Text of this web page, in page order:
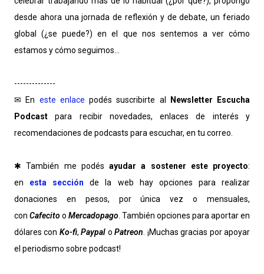
desde ahora una jornada de reflexión y de debate, un feriado
global (¿se puede?) en el que nos sentemos a ver cómo
estamos y cómo seguimos...
--------------
✉ En este enlace podés suscribirte al
Newsletter Escucha
Podcast para recibir novedades, enlaces de interés y
recomendaciones de podcasts para escuchar, en tu correo.
✱ También me podés ayudar a sostener este proyecto:
en esta sección de la web hay opciones para realizar
donaciones en pesos, por única vez o mensuales,
con Cafecitoo Mercadopago. También opciones para aportar en
dólares con Ko-fi,Paypal oPatreon. ¡Muchas gracias por apoyar
el periodismo sobre podcast!